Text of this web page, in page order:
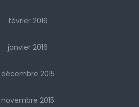
février 2016
janvier 2016
décembre 2015
novembre 2015